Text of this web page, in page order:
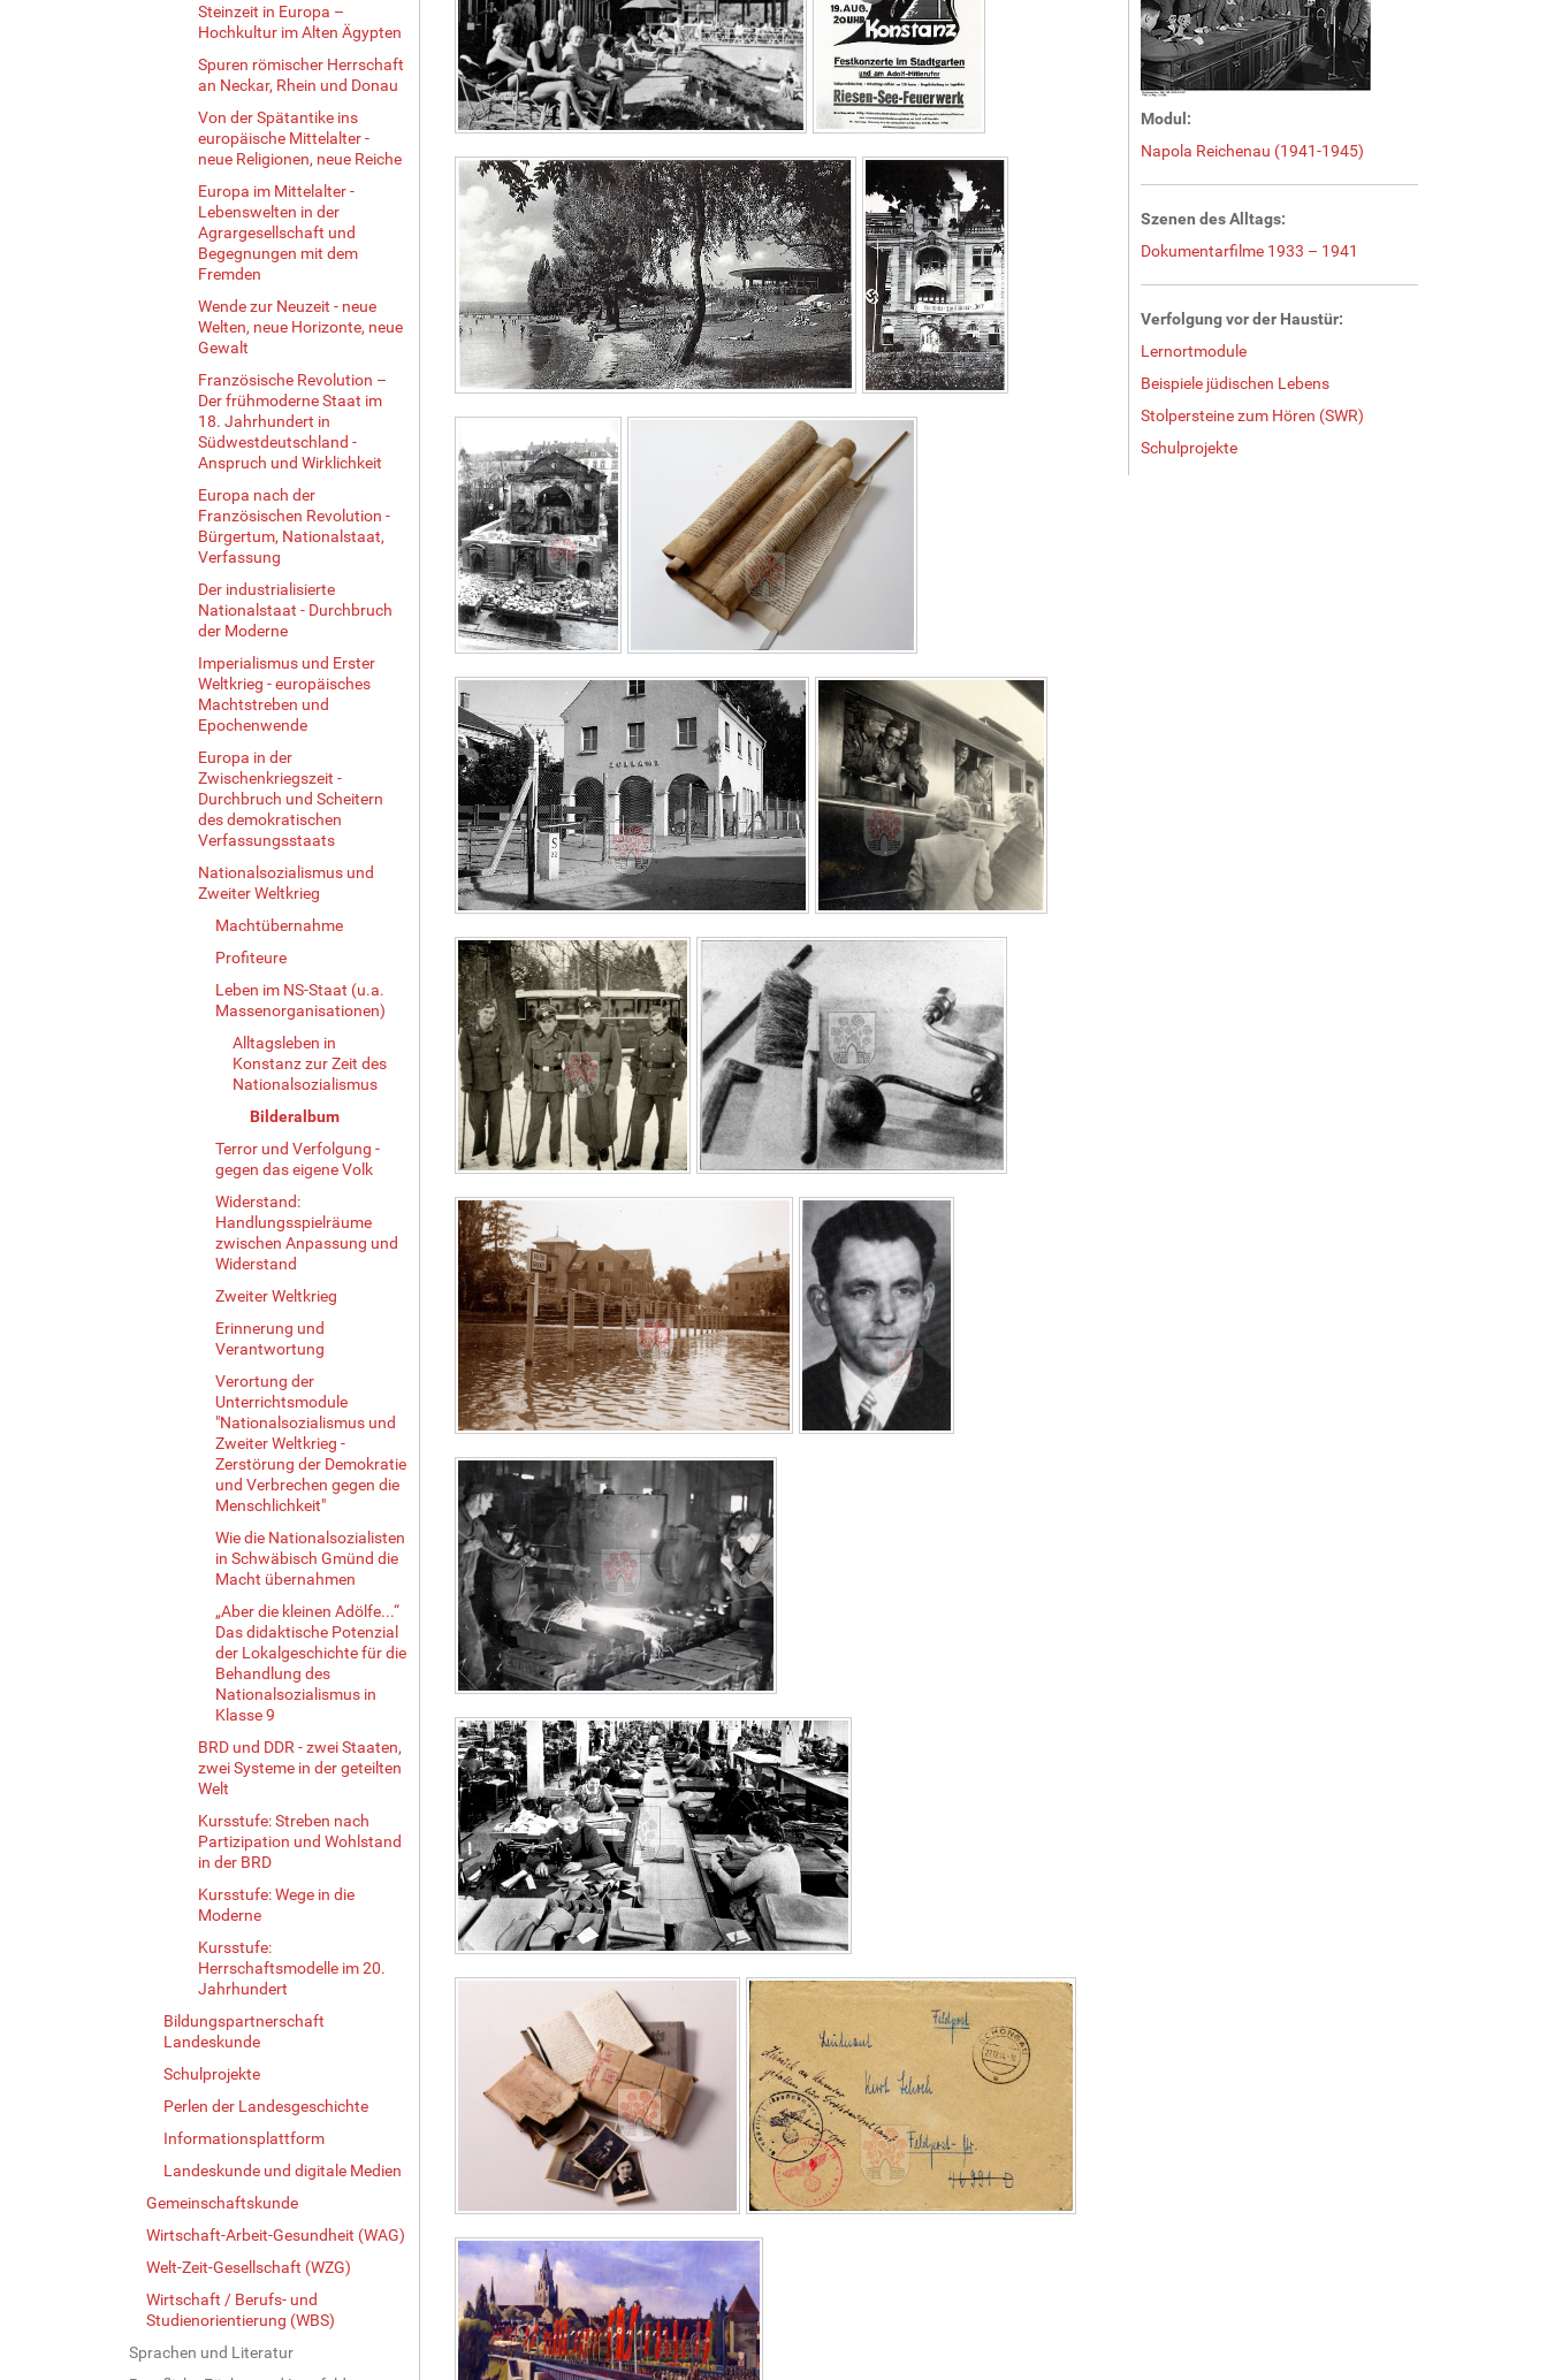
Steinzeit in Europa –
Hochkultur im Alten Ägypten
Spuren römischer Herrschaft
an Neckar, Rhein und Donau
Von der Spätantike ins
europäische Mittelalter -
neue Religionen, neue Reiche
Europa im Mittelalter -
Lebenswelten in der
Agrargesellschaft und
Begegnungen mit dem
Fremden
Wende zur Neuzeit - neue
Welten, neue Horizonte, neue
Gewalt
Französische Revolution –
Der frühmoderne Staat im
18. Jahrhundert in
Südwestdeutschland -
Anspruch und Wirklichkeit
Europa nach der
Französischen Revolution -
Bürgertum, Nationalstaat,
Verfassung
Der industrialisierte
Nationalstaat - Durchbruch
der Moderne
Imperialismus und Erster
Weltkrieg - europäisches
Machtstreben und
Epochenwende
Europa in der
Zwischenkriegszeit -
Durchbruch und Scheitern
des demokratischen
Verfassungsstaats
Nationalsozialismus und
Zweiter Weltkrieg
Machtübernahme
Profiteure
Leben im NS-Staat (u.a.
Massenorganisationen)
Alltagsleben in
Konstanz zur Zeit des
Nationalsozialismus
Bilderalbum
Terror und Verfolgung -
gegen das eigene Volk
Widerstand:
Handlungsspielräume
zwischen Anpassung und
Widerstand
Zweiter Weltkrieg
Erinnerung und
Verantwortung
Verortung der
Unterrichtsmodule
"Nationalsozialismus und
Zweiter Weltkrieg -
Zerstörung der Demokratie
und Verbrechen gegen die
Menschlichkeit"
Wie die Nationalsozialisten
in Schwäbisch Gmünd die
Macht übernahmen
„Aber die kleinen Adölfe...“
Das didaktische Potenzial
der Lokalgeschichte für die
Behandlung des
Nationalsozialismus in
Klasse 9
BRD und DDR - zwei Staaten,
zwei Systeme in der geteilten
Welt
Kursstufe: Streben nach
Partizipation und Wohlstand
in der BRD
Kursstufe: Wege in die
Moderne
Kursstufe:
Herrschaftsmodelle im 20.
Jahrhundert
Bildungspartnerschaft
Landeskunde
Schulprojekte
Perlen der Landesgeschichte
Informationsplattform
Landeskunde und digitale Medien
Gemeinschaftskunde
Wirtschaft-Arbeit-Gesundheit (WAG)
Welt-Zeit-Gesellschaft (WZG)
Wirtschaft / Berufs- und
Studienorientierung (WBS)
Sprachen und Literatur
Modul:
Napola Reichenau (1941-1945)
Szenen des Alltags:
Dokumentarfilme 1933 – 1941
Verfolgung vor der Haustür:
Lernortmodule
Beispiele jüdischen Lebens
Stolpersteine zum Hören (SWR)
Schulprojekte